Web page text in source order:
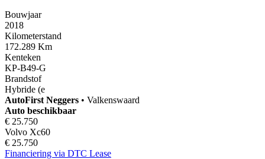
Bouwjaar
2018
Kilometerstand
172.289 Km
Kenteken
KP-B49-G
Brandstof
Hybride (e
AutoFirst Neggers • Valkenswaard
Auto beschikbaar
€ 25.750
Volvo Xc60
€ 25.750
Financiering via DTC Lease